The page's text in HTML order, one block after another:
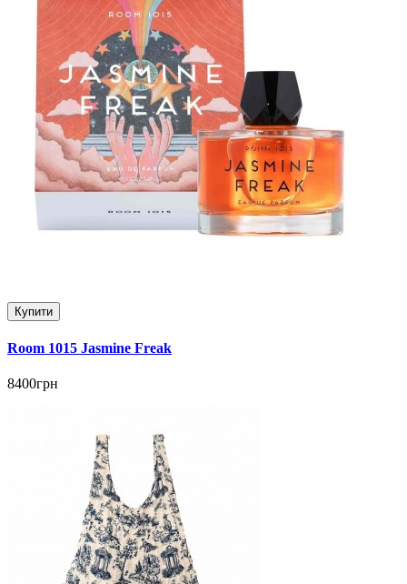
Купити
Room 1015 Jasmine Freak
8400грн